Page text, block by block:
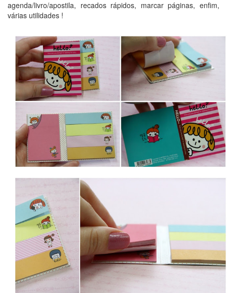
agenda/livro/apostila, recados rápidos, marcar páginas, enfim,
várias utilidades !